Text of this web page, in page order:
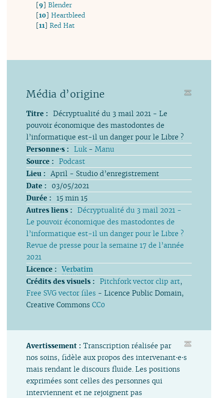
[9]Blender
[10]Heartbleed
[11]Red Hat
Média d’origine
Titre : Décryptualité du 3 mail 2021 - Le
pouvoir économique des mastodontes de
l’informatique est-il un danger pour le Libre ?
Personne⋅s : Luk - Manu
Source : Podcast
Lieu : April - Studio d’enregistrement
Date :
03/05/2021
Durée : 15 min 15
Autres liens : Décryptualité du 3 mail 2021 -
Le pouvoir économique des mastodontes de
l’informatique est-il un danger pour le Libre ?
Revue de presse pour la semaine 17 de l’année
2021
Licence : Verbatim
Crédits des visuels : Pitchfork vector clip art,
Free SVG vector files - Licence Public Domain,
Creative CommonsCC0
Avertissement :Transcription réalisée par
nos soins, fidèle aux propos des intervenant⋅e⋅s
mais rendant le discours fluide. Les positions
exprimées sont celles des personnes qui
interviennent et ne rejoignent pas